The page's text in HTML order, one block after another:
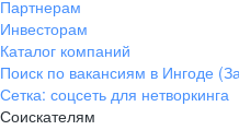
Партнерам
Инвесторам
Каталог компаний
Поиск по вакансиям в Ингоде
Сетка: соцсеть для нетворкинга
Соискателям